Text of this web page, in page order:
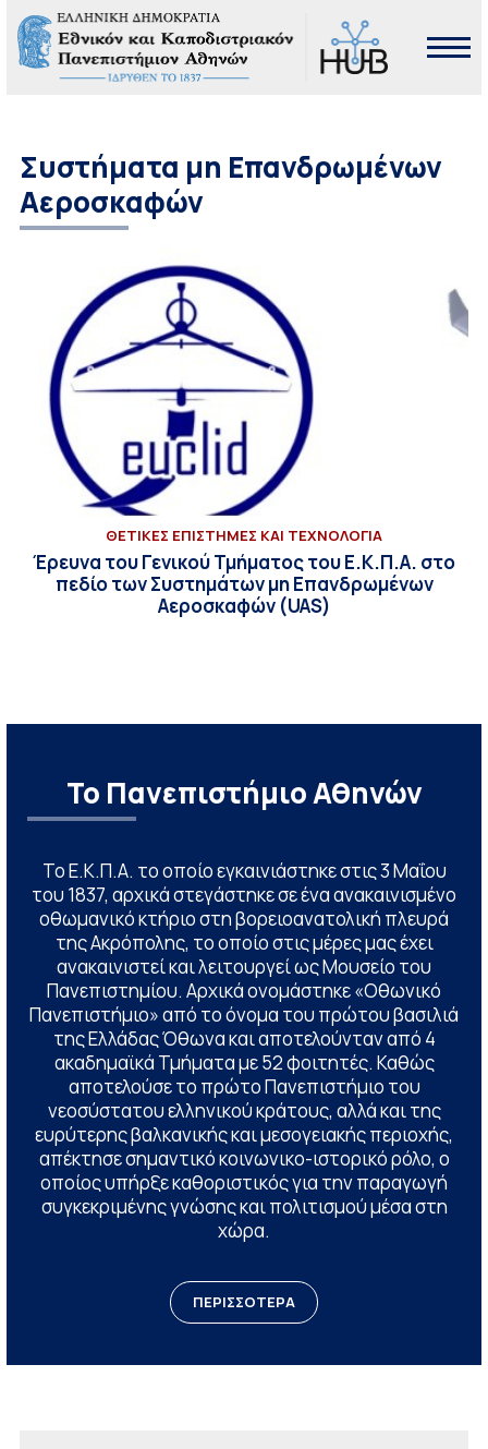
Συστήματα μη Επανδρωμένων
Αεροσκαφών
ΘΕΤΙΚΕΣ ΕΠΙΣΤΗΜΕΣ ΚΑΙ ΤΕΧΝΟΛΟΓΙΑ
Έρευνα του Γενικού Τμήματος του Ε.Κ.Π.Α. στο
πεδίο των Συστημάτων μη Επανδρωμένων
Αεροσκαφών (UAS)
Το Πανεπιστήμιο Αθηνών
Το Ε.Κ.Π.Α. το οποίο εγκαινιάστηκε στις 3 Μαΐου
του 1837, αρχικά στεγάστηκε σε ένα ανακαινισμένο
οθωμανικό κτήριο στη βορειοανατολική πλευρά
της Ακρόπολης, το οποίο στις μέρες μας έχει
ανακαινιστεί και λειτουργεί ως Μουσείο του
Πανεπιστημίου. Αρχικά ονομάστηκε «Οθωνικό
Πανεπιστήμιο» από το όνομα του πρώτου βασιλιά
της Ελλάδας Όθωνα και αποτελούνταν από 4
ακαδημαϊκά Τμήματα με 52 φοιτητές. Καθώς
αποτελούσε το πρώτο Πανεπιστήμιο του
νεοσύστατου ελληνικού κράτους, αλλά και της
ευρύτερης βαλκανικής και μεσογειακής περιοχής,
απέκτησε σημαντικό κοινωνικο-ιστορικό ρόλο, ο
οποίος υπήρξε καθοριστικός για την παραγωγή
συγκεκριμένης γνώσης και πολιτισμού μέσα στη
χώρα.
ΠΕΡΙΣΣΟΤΕΡΑ